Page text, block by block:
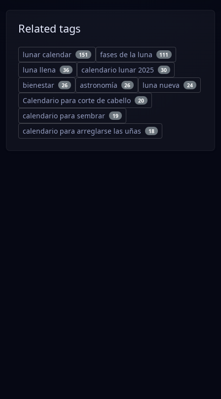
Related tags
lunar calendar 151 fases de la luna 111
luna llena 36 calendario lunar 2025 30
bienestar 26 astronomía 26 luna nueva 24
Calendario para corte de cabello 20
calendario para sembrar 19
calendario para arreglarse las uñas 18